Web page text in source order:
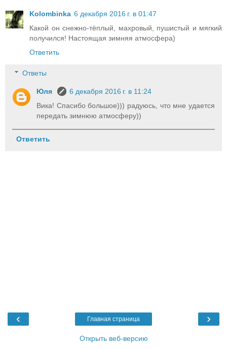
Kolombinka 6 декабря 2016 г. в 01:47
Какой он снежно-тёплый, махровый, пушистый и мягкий
получился! Настоящая зимняя атмосфера)
Ответить
Ответы
Юля
6 декабря 2016 г. в 11:24
Вика! Спасибо большое))) радуюсь, что мне удается
передать зимнюю атмосферу))
Ответить
‹ ›
Главная страница
Открыть веб-версию